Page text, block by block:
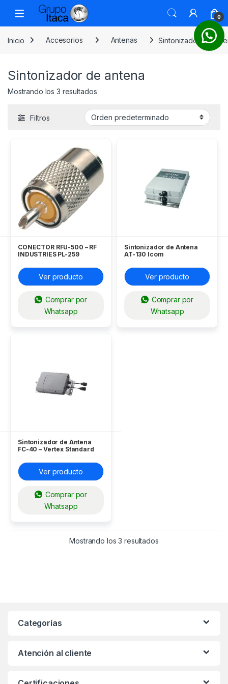
0
Inicio Accesorios Antenas Sintonizador de
Sintonizador de antena
Mostrando los 3 resultados
Filtros
CONECTOR RFU-500 – RF
INDUSTRIES PL-259
Ver producto
Comprar por
Whatsapp
Sintonizador de Antena
AT-130 Icom
Ver producto
Comprar por
Whatsapp
Sintonizador de Antena
FC-40 – Vertex Standard
Ver producto
Comprar por
Whatsapp
Mostrando los 3 resultados
Categorías
Atención al cliente